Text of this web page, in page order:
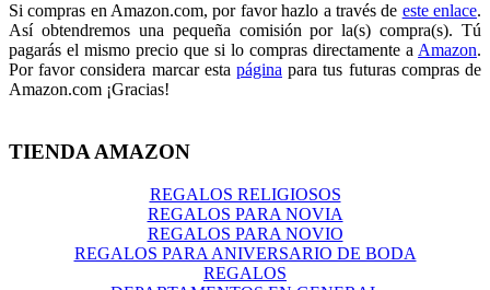
Si compras en Amazon.com, por favor hazlo a través de este enlace.
Así obtendremos una pequeña comisión por la(s) compra(s). Tú
pagarás el mismo precio que si lo compras directamente a Amazon.
Por favor considera marcar esta página para tus futuras compras de
Amazon.com ¡Gracias!
TIENDA AMAZON
REGALOS RELIGIOSOS
REGALOS PARA NOVIA
REGALOS PARA NOVIO
REGALOS PARA ANIVERSARIO DE BODA
REGALOS